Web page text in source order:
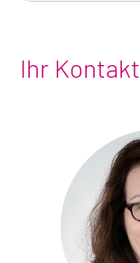
Ihr Kontakt